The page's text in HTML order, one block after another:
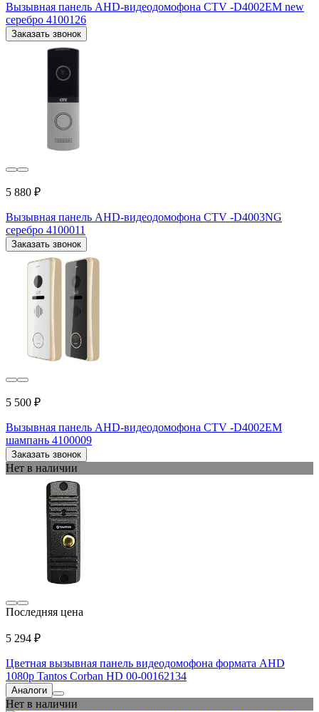
Вызывная панель AHD-видеодомофона CTV -D4002EM new
серебро 4100126
Заказать звонок
5 880 ₽
Вызывная панель AHD-видеодомофона CTV -D4003NG
серебро 4100011
Заказать звонок
5 500 ₽
Вызывная панель AHD-видеодомофона CTV -D4002EM
шампань 4100009
Заказать звонок
Нет в наличии
Последняя цена
5 294 ₽
Цветная вызывная панель видеодомофона формата AHD
1080p Tantos Corban HD 00-00162134
Аналоги
Нет в наличии